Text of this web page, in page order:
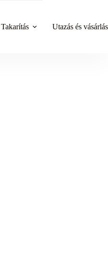
Takarítás Utazás és vásárlás